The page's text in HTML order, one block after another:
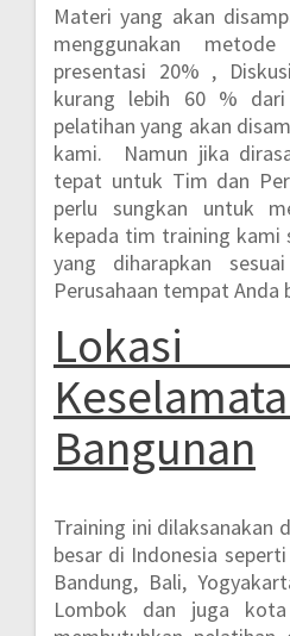
Materi yang akan
menggunakan
presentasi 20% ,
kurang lebih 60 %
pelatihan yang akan
kami. Namun jika
tepat untuk Tim dan
perlu sungkan untuk
kepada tim training kami
yang diharapkan
Perusahaan tempat Anda
Lokasi
Bangunan
Training ini dilaksanakan
besar di Indonesia seperti
Bandung, Bali,
Lombok dan juga